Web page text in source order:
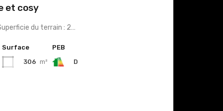
et cosy
du terrain : 2…
Surface
306 m²
PEB
D